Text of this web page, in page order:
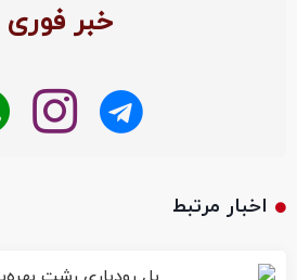
خبر فوری
اخبار مرتبط